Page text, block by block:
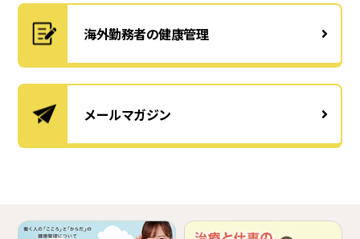
海外勤務者の健康管理
メールマガジン